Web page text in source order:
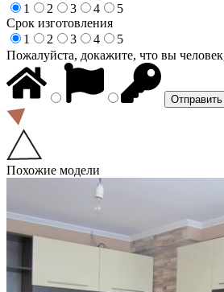
1
2 3 4
5
Срок изготовления
1
2 3 4
5
Пожалуйста, докажите, что вы
Похожие модели